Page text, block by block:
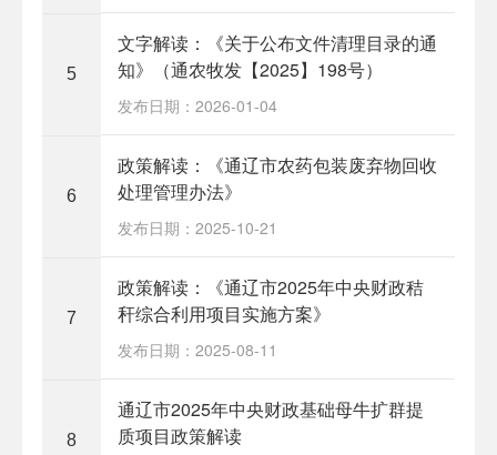
5
文字解读：《关于公布文件清理目录的通
知》（通农牧发【2025】198号）
发布日期：2026-01-04
6
政策解读：《通辽市农药包装废弃物回收
处理管理办法》
发布日期：2025-10-21
7
政策解读：《通辽市2025年中央财政秸
秆综合利用项目实施方案》
发布日期：2025-08-11
8
通辽市2025年中央财政基础母牛扩群提
质项目政策解读